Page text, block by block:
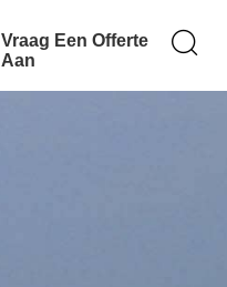
Vraag Een Offerte
Aan